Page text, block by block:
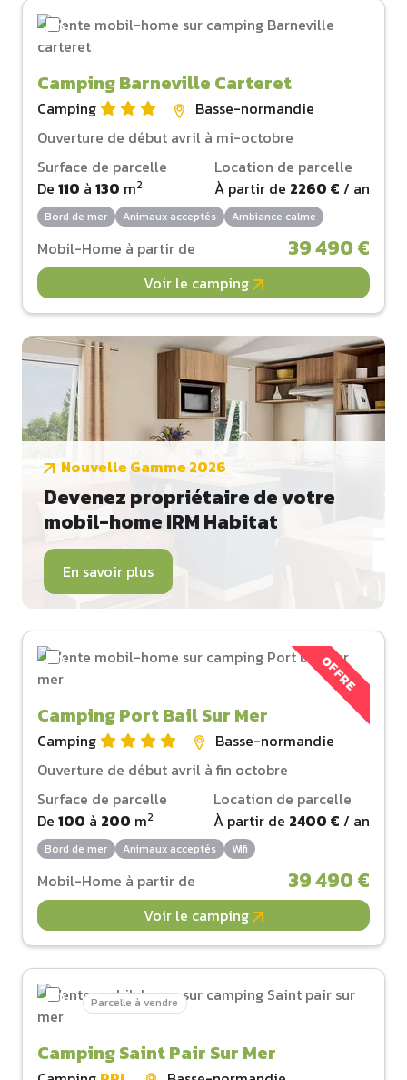
Camping Barneville Carteret
Camping
Basse-normandie
Ouverture de début avril à mi-octobre
Surface de parcelle
De 110 à 130 m2
Location de parcelle
À partir de 2260 € / an
Bord de mer Animaux acceptés Ambiance calme
Mobil-Home à partir de 39 490 €
Voir le camping
Nouvelle Gamme 2026
Devenez propriétaire de votre
mobil-home IRM Habitat
En savoir plus
OFFRE
Camping Port Bail Sur Mer
Camping
Basse-normandie
Ouverture de début avril à fin octobre
Surface de parcelle
De 100 à 200 m2
Location de parcelle
À partir de 2400 € / an
Bord de mer Animaux acceptés Wifi
Mobil-Home à partir de 39 490 €
Voir le camping
Parcelle à vendre
Camping Saint Pair Sur Mer